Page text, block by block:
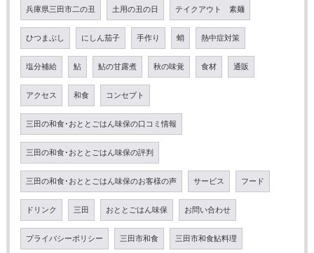
兵庫県三田市二の丑 土用の丑の日 テイクアウト 素麺
ひつまぶし にしん茄子 手作り 蛸 熱中症対策
塩分補給 鮎 鮎の甘露煮 秋の味覚 食材 通販
アクセス 和食 コンセプト
三田の和食･おととごはん味保の口コミ情報
三田の和食･おととごはん味保の評判
三田の和食･おととごはん味保のお客様の声 サービス フード
ドリンク 三田 おととごはん味保 お問い合わせ
プライバシーポリシー 三田市和食 三田市和食鮎料理